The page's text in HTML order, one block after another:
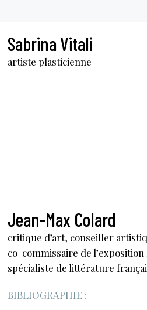
Sabrina Vitali
artiste plasticienne
Jean-Max Colard
critique d’art, conseiller
co-commissaire de l’exposition
spécialiste de littérature
BIBLIOGRAPHIE :